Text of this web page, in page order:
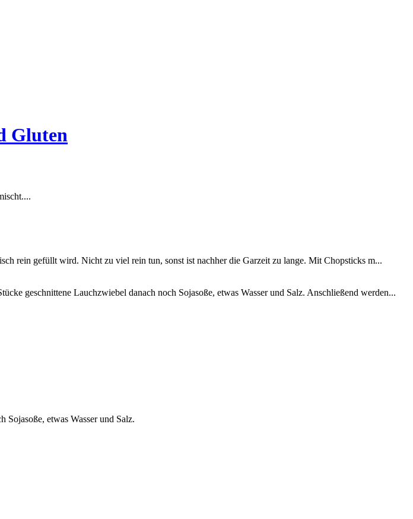
Gluten
rein gefüllt wird. Nicht zu viel rein tun, sonst ist nachher die Garzeit zu lange. Mit Chopsticks m...
geschnittene Lauchzwiebel danach noch Sojasoße, etwas Wasser und Salz. Anschließend werden...
Sojasoße, etwas Wasser und Salz.